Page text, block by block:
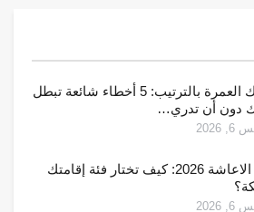
مناسك العمرة بالترتيب: 5 أخطاء شائعة تبطل
دون أن تدري…
خدمة الاعاشة 2026: كيف تختار فئة إقامتك